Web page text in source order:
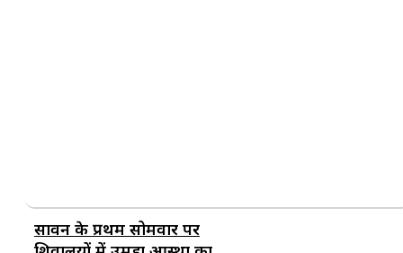
सावन के प्रथम सोमवार पर